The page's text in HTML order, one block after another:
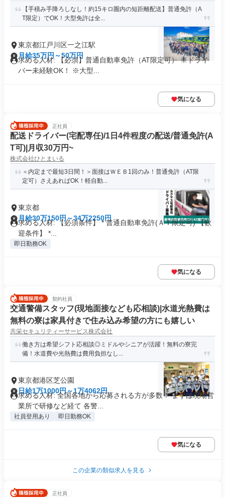
【手積み手降ろしなし！約15キロ圏内の短距離配送】普通免許（A
T限定）でOK！大型免許は全...
東京都江戸川区一之江駅
月給35万円～50万円
求める人材: 【必須】普通自動車免許（AT限定可） ※ドライ
バー未経験OK！ ※大型...
気になる
正社員
配送ドライバー(宅配専任)/1日4件程度の配送/普通免許(A
T可)|月収30万円~
株式会社ひとまいる
＜内定まで最短3日間！＞面接はＷＥＢ1回のみ！普通免許（AT限
定可）さえあればOK！軽自動...
東京都
月給30万150円～34万2250円
求める人材: 【必須条件】 * 普通自動車免許(ＡＴ限定可) 【歓
迎条件】 *...
即日勤務OK
気になる
契約社員
交通警備スタッフ(現地面接なども応相談)|水道光熱費は
無料の寮は家具付きで住み込み希望の方にも嬉しい
共栄セキュリティーサービス株式会社
働き方は希望シフト応相談◎ミドルやシニアが活躍！無料の寮完
備！水道費や光熱費は費用負担なし...
東京都港区芝公園
日給1万1000円～1万4062円
求める人材: 全国各地から応募される方が多数！ まずは現場営
業所で研修など経て 各警...
社員登用あり 即日勤務OK
気になる
この企業の類似求人を見る
正社員